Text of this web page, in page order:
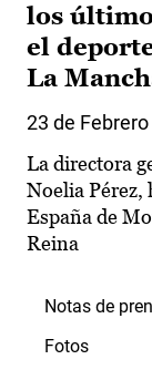
los
el
La
23 de
La directora
Noelia Pérez,
España de
Reina
Notas de
Fotos